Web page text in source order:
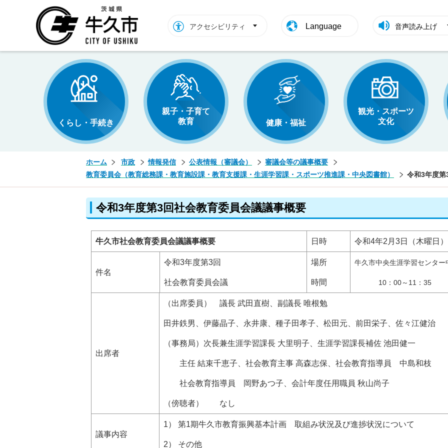
アクセシビリティ Language 音声読み上げ
くらし・手続き
親子・子育て
教育
健康・福祉
観光・スポーツ
文化
ホーム 市政 情報発信 公表情報（審議会）
審議会等の議事概要
教育委員会（教育総務課・教育施設課・教育支援課・生涯学習課・スポーツ推進課・中央図書館）
令和3年度
令和3年度第3回社会教育委員会議議事概要
牛久市社会教育委員会議議事概要 日時 令和4年2月3日（木曜日）
件名
令和3年度第3回
社会教育委員会議
場所
時間
牛久市中央生涯学習センター
10：00～11：35
出席者
（出席委員） 議長 武田直樹、副議長 唯根勉
田井鉄男、伊藤晶子、永井康、種子田孝子、松田元、前田栄子、佐々江健治
（事務局）次長兼生涯学習課長 大里明子、生涯学習課長補佐 池田健一
主任 結束千恵子、社会教育主事 高森志保、社会教育指導員 中島和枝
社会教育指導員 岡野あつ子、会計年度任用職員 秋山尚子
（傍聴者） なし
議事内容
1） 第1期牛久市教育振興基本計画 取組み状況及び進捗状況について
2） その他